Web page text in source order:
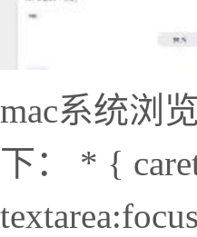
mac系统浏
下： * {